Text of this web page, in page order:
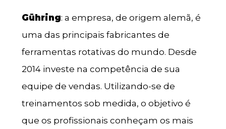
Gühring: a empresa, de origem alemã, é
uma das principais fabricantes de
ferramentas rotativas do mundo. Desde
2014 investe na competência de sua
equipe de vendas. Utilizando-se de
treinamentos sob medida, o objetivo é
que os profissionais conheçam os mais